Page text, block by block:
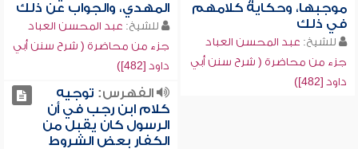
موجبها، وحكاية كلامهم
في ذلك
للشيخ: عبد المحسن العباد
جزء من محاضرة ( شرح سنن أبي
داود [482])
المهدي، والجواب عن ذلك
للشيخ: عبد المحسن العباد
جزء من محاضرة ( شرح سنن أبي
داود [482])
الفهرس: توجيه
كلام ابن رجب في أن
الرسول كان يقبل من
الكفار بعض الشروط